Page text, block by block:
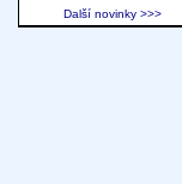
Další novinky >>>